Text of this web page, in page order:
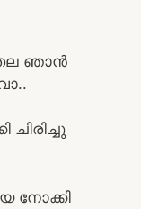
തല ഞാൻ
നോക്കി